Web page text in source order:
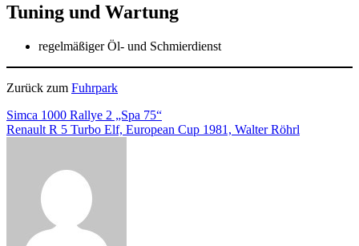
Tuning und Wartung
regelmäßiger Öl- und Schmierdienst
Zurück zum Fuhrpark
Beitragsnavigation
Simca 1000 Rallye 2 „Spa 75“
Renault R 5 Turbo Elf, European Cup 1981, Walter Röhrl